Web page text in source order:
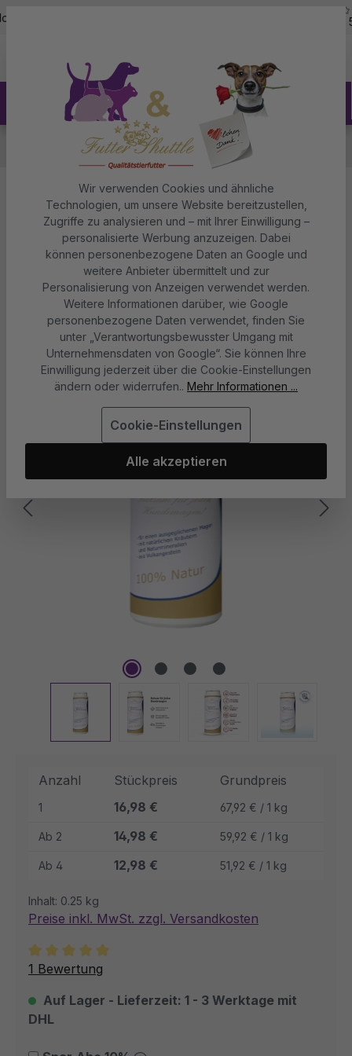
Zum Hauptinhalt springen
- 07451 / 625400 über
Hundeleckerli & Nahrungsergänzung
Nahrungsergänzung für Hunde
Magen Harmonie für Hunde –
Ergänzungsfuttermittel zur
Magenregulierung | 250 g Dose
Futter Shuttle
Bildergalerie überspringen
Anzahl Stückpreis Grundpreis
1 16,98 € 67,92 € / 1 kg
Ab 2 14,98 € 59,92 € / 1 kg
Ab 4 12,98 € 51,92 € / 1 kg
Inhalt: 0.25 kg
Preise inkl. MwSt. zzgl. Versandkosten
Durchschnittliche Bewertung von 5 von 5 Sternen
1 Bewertung
Auf Lager - Lieferzeit: 1 - 3 Werktage mit
DHL
Wir verwenden Cookies und ähnliche
Technologien, um unsere Website bereitzustellen,
Zugriffe zu analysieren und – mit Ihrer Einwilligung –
personalisierte Werbung anzuzeigen. Dabei
können personenbezogene Daten an Google und
weitere Anbieter übermittelt und zur
Personalisierung von Anzeigen verwendet werden.
Weitere Informationen darüber, wie Google
personenbezogene Daten verwendet, finden Sie
unter „Verantwortungsbewusster Umgang mit
Unternehmensdaten von Google“. Sie können Ihre
Einwilligung jederzeit über die Cookie-Einstellungen
ändern oder widerrufen.. Mehr Informationen ...
Cookie-Einstellungen
Alle akzeptieren